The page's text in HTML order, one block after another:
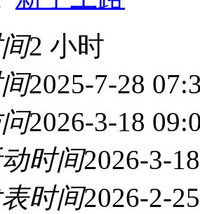
2 小时
2025-7-28
2026-3-18
动时间2026-3-
表时间2026-2-